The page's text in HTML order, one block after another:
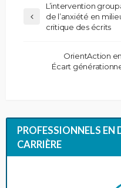
L’intervention
de l’anxiété en
critique des écrits
OrientAction
Écart
PROFESSIONNELS EN
CARRIÈRE